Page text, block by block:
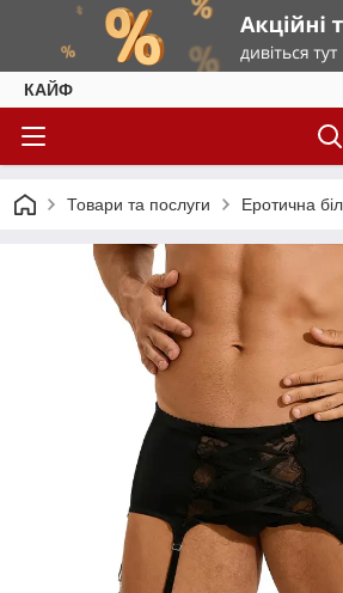
КАЙФ
Товари та послуги Еротична